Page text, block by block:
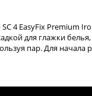
4 EasyFix Premium
для глажки
пар. Для начала